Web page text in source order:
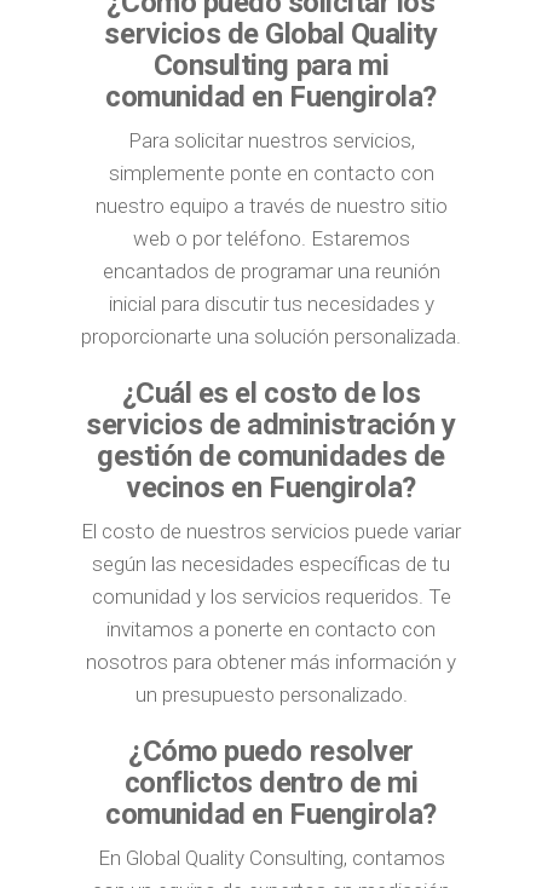
servicios de Global Quality
Consulting para mi
comunidad en Fuengirola?
Para solicitar nuestros servicios,
simplemente ponte en contacto con
nuestro equipo a través de nuestro sitio
web o por teléfono. Estaremos
encantados de programar una reunión
inicial para discutir tus necesidades y
proporcionarte una solución personalizada.
¿Cuál es el costo de los
servicios de administración y
gestión de comunidades de
vecinos en Fuengirola?
El costo de nuestros servicios puede variar
según las necesidades específicas de tu
comunidad y los servicios requeridos. Te
invitamos a ponerte en contacto con
nosotros para obtener más información y
un presupuesto personalizado.
¿Cómo puedo resolver
conflictos dentro de mi
comunidad en Fuengirola?
En Global Quality Consulting, contamos